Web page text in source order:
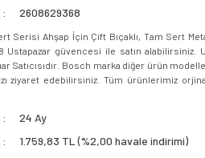
2608629368
Serisi Ahşap İçin Çift Bıçaklı, Tam Sert
Ustapazar güvencesi ile satın alabilirsiniz.
Satıcısıdır. Bosch marka diğer ürün
ziyaret edebilirsiniz. Tüm ürünlerimiz
24 Ay
1.759,83 TL (%2,00 havale indirimi)